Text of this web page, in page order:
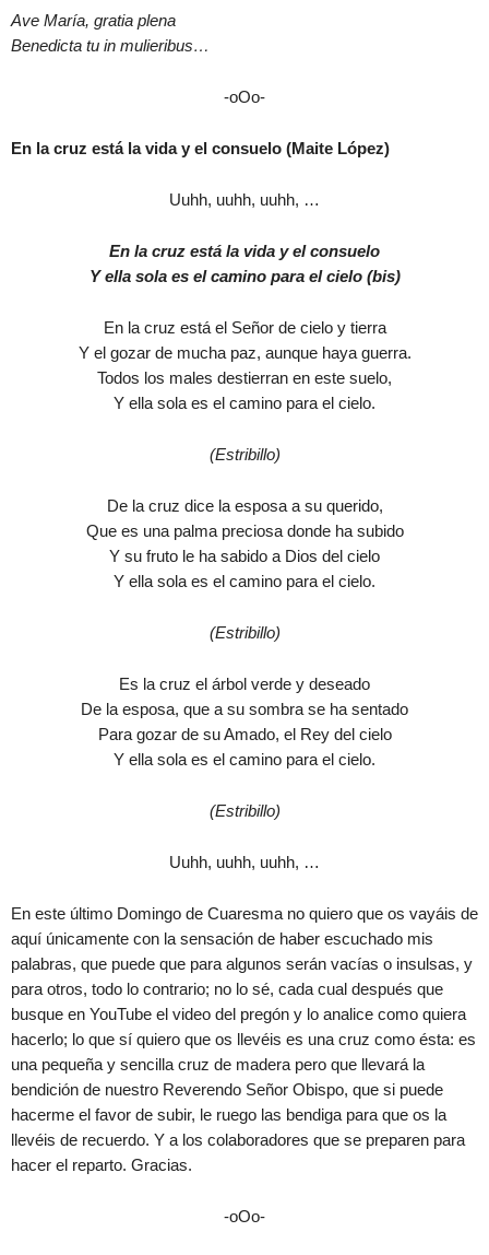
Ave María, gratia plena
Benedicta tu in mulieribus…
-oOo-
En la cruz está la vida y el consuelo (Maite López)
Uuhh, uuhh, uuhh, …
En la cruz está la vida y el consuelo
Y ella sola es el camino para el cielo (bis)
En la cruz está el Señor de cielo y tierra
Y el gozar de mucha paz, aunque haya guerra.
Todos los males destierran en este suelo,
Y ella sola es el camino para el cielo.
(Estribillo)
De la cruz dice la esposa a su querido,
Que es una palma preciosa donde ha subido
Y su fruto le ha sabido a Dios del cielo
Y ella sola es el camino para el cielo.
(Estribillo)
Es la cruz el árbol verde y deseado
De la esposa, que a su sombra se ha sentado
Para gozar de su Amado, el Rey del cielo
Y ella sola es el camino para el cielo.
(Estribillo)
Uuhh, uuhh, uuhh, …
En este último Domingo de Cuaresma no quiero que os vayáis de
aquí únicamente con la sensación de haber escuchado mis
palabras, que puede que para algunos serán vacías o insulsas, y
para otros, todo lo contrario; no lo sé, cada cual después que
busque en YouTube el video del pregón y lo analice como quiera
hacerlo; lo que sí quiero que os llevéis es una cruz como ésta: es
una pequeña y sencilla cruz de madera pero que llevará la
bendición de nuestro Reverendo Señor Obispo, que si puede
hacerme el favor de subir, le ruego las bendiga para que os la
llevéis de recuerdo. Y a los colaboradores que se preparen para
hacer el reparto. Gracias.
-oOo-